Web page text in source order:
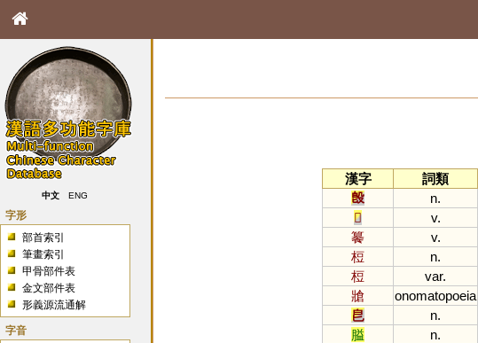
中文 ENG
字形
部首索引
筆畫索引
甲骨部件表
金文部件表
形義源流通解
字音
漢字
詞類
𣪘
n.
𩛥
v.
䉵
v.
梪
n.
梪
var.
牄
onomatopoeia
皀
n.
膉
n.